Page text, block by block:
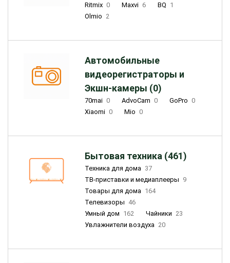
Ritmix 0 Maxvi 6 BQ 1
Olmio 2
Автомобильные
видеорегистраторы и
Экшн-камеры (0)
70mai 0 AdvoCam 0 GoPro 0
Xiaomi 0 Mio 0
Бытовая техника (461)
Техника для дома 37
ТВ-приставки и медиаплееры 9
Товары для дома 164
Телевизоры 46
Умный дом 162 Чайники 23
Увлажнители воздуха 20